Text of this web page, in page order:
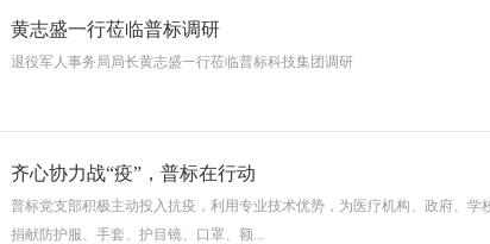
黄志盛一行莅临普标调研
退役军人事务局局长黄志盛一行莅临普标科技集团调研
齐心协力战“疫”，普标在行动
普标党支部积极主动投入抗疫，利用专业技术优势，为医疗机构、政府、
捐献防护服、手套、护目镜、口罩、额...